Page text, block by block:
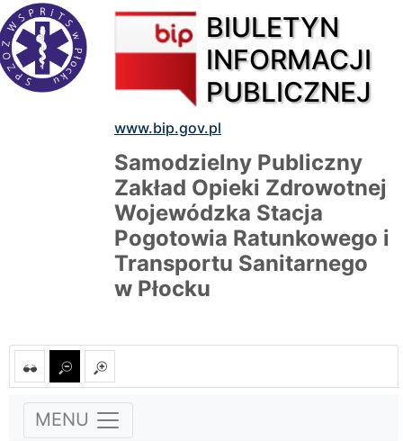
BIULETYN
INFORMACJI
PUBLICZNEJ
www.bip.gov.pl
Samodzielny Publiczny
Zakład Opieki Zdrowotnej
Wojewódzka Stacja
Pogotowia Ratunkowego i
Transportu Sanitarnego
w Płocku
MENU